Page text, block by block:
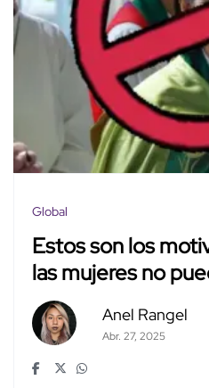
Global
Estos son los
las mujeres no
Anel Rangel
Abr. 27, 2025